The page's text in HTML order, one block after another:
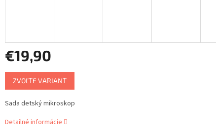
€19,90
Jednotková
cena:
ZVOĽTE VARIANT
Sada detský mikroskop
Detailné informácie